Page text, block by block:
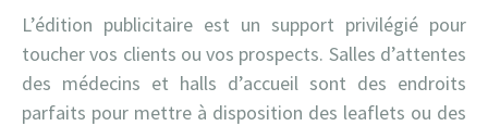
L’édition publicitaire est un support privilégié pour
toucher vos clients ou vos prospects. Salles d’attentes
des médecins et halls d’accueil sont des endroits
parfaits pour mettre à disposition des leaflets ou des